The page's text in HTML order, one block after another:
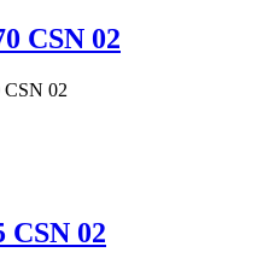
СSN 02
СSN 02
СSN 02